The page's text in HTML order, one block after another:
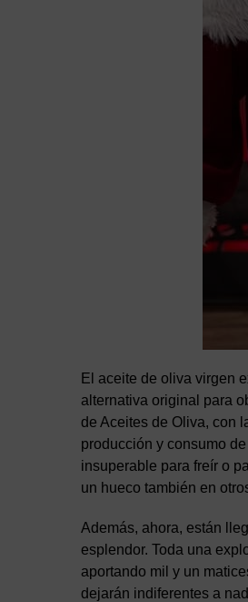
El aceite de oliva virgen
alternativa original para
de Aceites de Oliva, con
producción y consumo
insuperable para freír o
un hueco también en
Además, ahora, están
esplendor. Toda una
aportando mil y un
dejarán indiferentes a